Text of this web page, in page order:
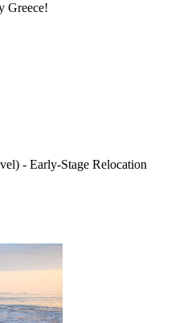
Greece!
- Early-Stage Relocation